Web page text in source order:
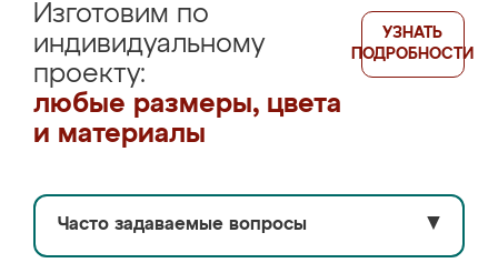
Изготовим по
индивидуальному
проекту:
любые размеры, цвета
и материалы
УЗНАТЬ
ПОДРОБНОСТИ
Часто задаваемые вопросы ▼